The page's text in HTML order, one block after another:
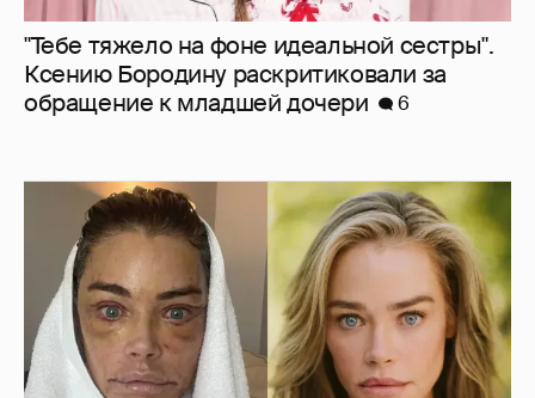
"Лучшее, что я сделала для себя". 55-
летняя Дениз Ричардс раскрыла
подробности "феноменальной" подтяжки
лица
13